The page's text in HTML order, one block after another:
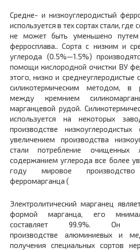
Средне- и низкоуглеродистый
используется в тех сортах стали,
не может быть уменьшено путем
ферросплава.. Сорта с низким и
углерода (0.5%—1.5%)
помощи кислородной очистки ВУ
этого, низко и среднеуглеродистые
силикотермическим методом, в
между кремнием
марганцевой рудой.
используется на некоторых
производстве
увеличением производства
стали потребление очищенных
содержанием углерода все более
году мировое производство
ферромарганца (
Электролитический марганец
формой марганца, его
составляет 99.9%. Он
производстве алюминиевых и
получения специальных сортов